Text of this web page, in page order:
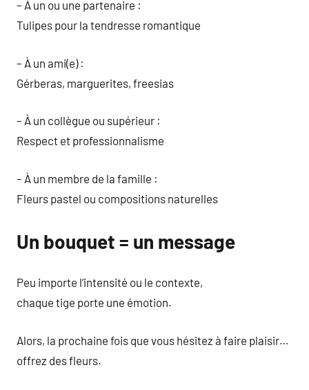
– À un ou une partenaire :
Tulipes pour la tendresse romantique
– À un ami(e) :
Gérberas, marguerites, freesias
– À un collègue ou supérieur :
Respect et professionnalisme
– À un membre de la famille :
Fleurs pastel ou compositions naturelles
Un bouquet = un message
Peu importe l’intensité ou le contexte,
chaque tige porte une émotion.
Alors, la prochaine fois que vous hésitez à faire plaisir…
offrez des fleurs.